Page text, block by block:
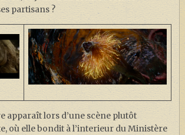
partisans ?
apparaît lors d’une scène plutôt
où elle bondit à l’interieur du Ministère